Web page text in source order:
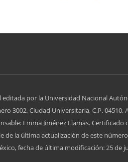
por la Universidad Nacional
3002, Ciudad Universitaria, C.P.
Emma Jiménez Llamas.
de la última actualización de este
fecha de última modificación: 25 de